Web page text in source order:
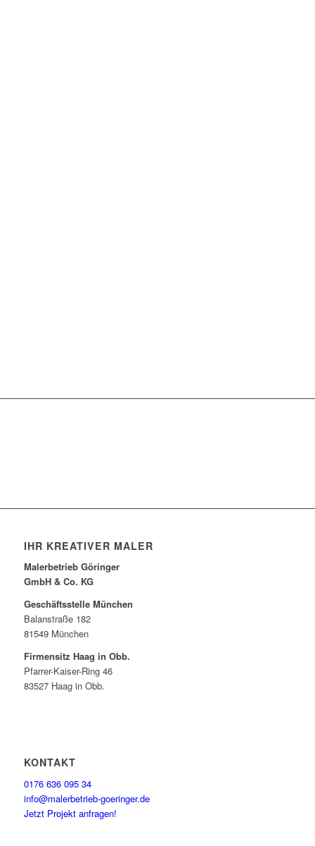
IHR KREATIVER MALER
Malerbetrieb Göringer
GmbH & Co. KG
Geschäftsstelle München
Balanstraße 182
81549 München
Firmensitz Haag in Obb.
Pfarrer-Kaiser-Ring 46
83527 Haag in Obb.
KONTAKT
0176 636 095 34
info@malerbetrieb-goeringer.de
Jetzt Projekt anfragen!